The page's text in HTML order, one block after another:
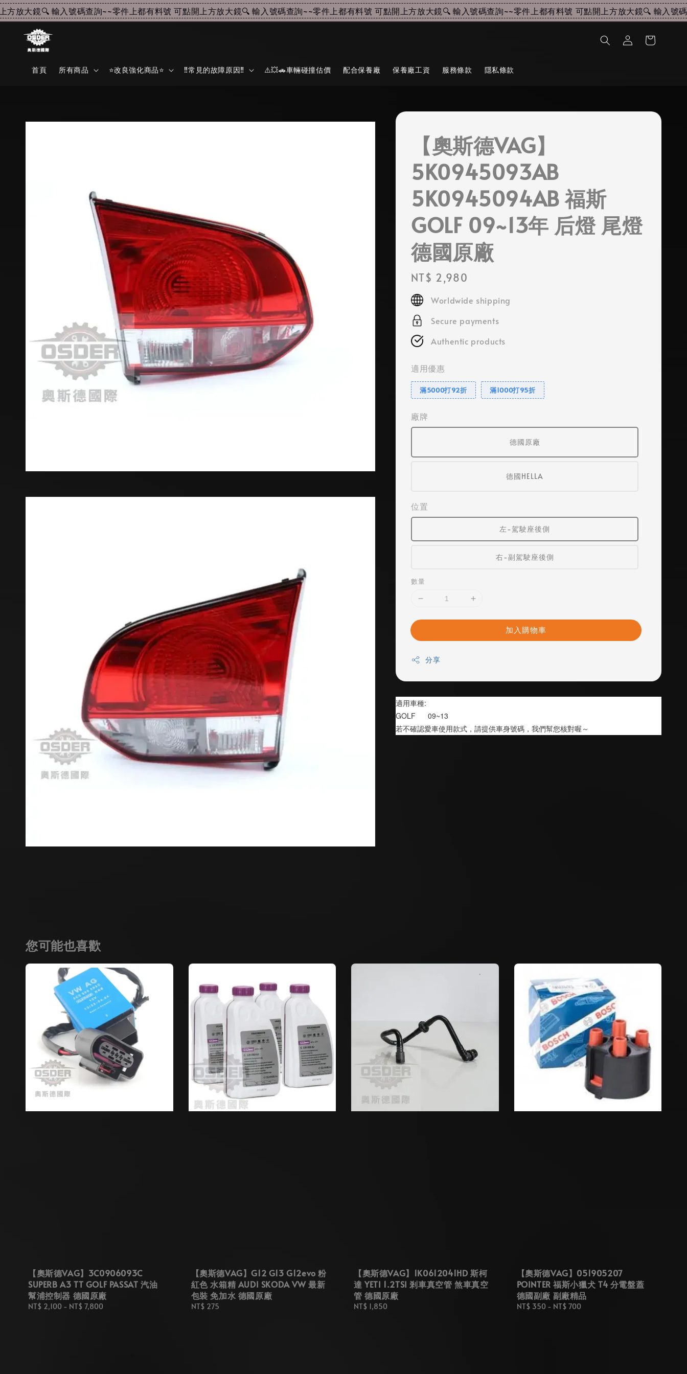
大鏡🔍 輸入號碼查詢~~零件上都有料號 可點開上方放大鏡🔍 輸入號碼查詢~~零件上都有料號 可點開上方放大鏡🔍 輸入號碼查詢~~零件上都有料號 可點開上方放大鏡🔍 輸入號碼查
首頁 所有商品 ⭐改良強化商品⭐ ‼️常見的故障原因‼️ ⚠️💥🚗車輛碰撞估價 配合保養廠 保養廠工資 服務條款 隱私條款
【奧斯德VAG】
5K0945093AB
5K0945094AB 福斯
GOLF 09~13年 后燈 尾燈
德國原廠
Regular
price
NT$ 2,980
Worldwide shipping
Secure payments
Authentic products
適用優惠
滿5000打92折 滿1000打95折
廠牌
德國原廠
德國HELLA
位置
左-駕駛座後側
右-副駕駛座後側
數量
加入購物車
分享
適用車種:
GOLF      09~13
若不確認愛車使用款式，請提供車身號碼，我們幫您核對喔～
您可能也喜歡
【奧斯德VAG】3C0906093C
SUPERB A3 TT GOLF PASSAT 汽油
幫浦控制器 德國原廠
Regular
NT$ 2,100 - NT$ 7,800
【奧斯德VAG】G12 G13 G12evo 粉
紅色 水箱精 AUDI SKODA VW 最新
包裝 免加水 德國原廠
Regular
NT$ 275
【奧斯德VAG】1K0612041HD 斯柯
達 YETI 1.2TSI 剎車真空管 煞車真空
管 德國原廠
Regular
NT$ 1,850
【奧斯德VAG】051905207
POINTER 福斯小獵犬 T4 分電盤蓋
德國副廠 副廠精品
Regular
NT$ 350- NT$ 700